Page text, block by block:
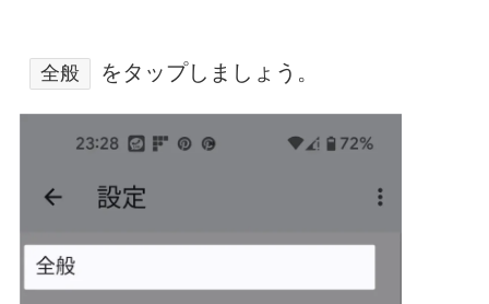
全般 をタップしましょう。